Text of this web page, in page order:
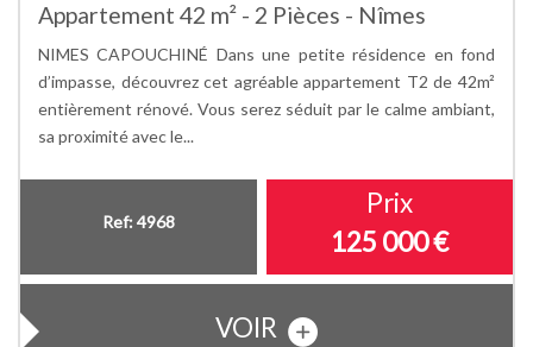
Appartement 42 m² - 2 Pièces - Nîmes
NIMES CAPOUCHINÉ Dans une petite résidence en fond
d’impasse, découvrez cet agréable appartement T2 de 42m²
entièrement rénové. Vous serez séduit par le calme ambiant,
sa proximité avec le...
Ref: 4968
Prix
125 000€
VOIR